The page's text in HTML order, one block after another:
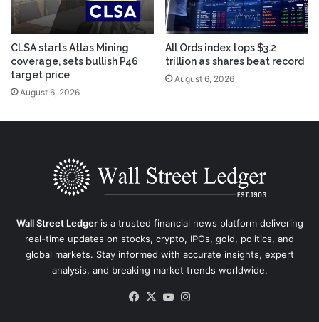
CLSA starts Atlas Mining
coverage, sets bullish P46
target price
August 6, 2026
All Ords index tops $3.2
trillion as shares beat record
August 6, 2026
Wall Street Ledgeris a trusted financial news platform delivering
real-time updates on stocks, crypto, IPOs, gold, politics, and
global markets. Stay informed with accurate insights, expert
analysis, and breaking market trends worldwide.
Facebook
X YouTube